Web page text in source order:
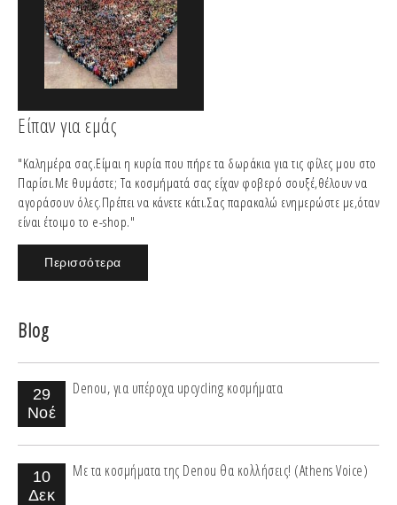
Είπαν για εμάς
"Καλημέρα σας.Είμαι η κυρία που πήρε τα δωράκια για τις φίλες μου στο
Παρίσι.Με θυμάστε; Τα κοσμήματά σας είχαν φοβερό σουξέ,θέλουν να
αγοράσουν όλες.Πρέπει να κάνετε κάτι.Σας παρακαλώ ενημερώστε με,όταν
είναι έτοιμο το e-shop."
Περισσότερα
Blog
29
Νοέ
Denou, για υπέροχα upcycling κοσμήματα
10
Δεκ
Με τα κοσμήματα της Denou θα κολλήσεις! (Athens Voice)